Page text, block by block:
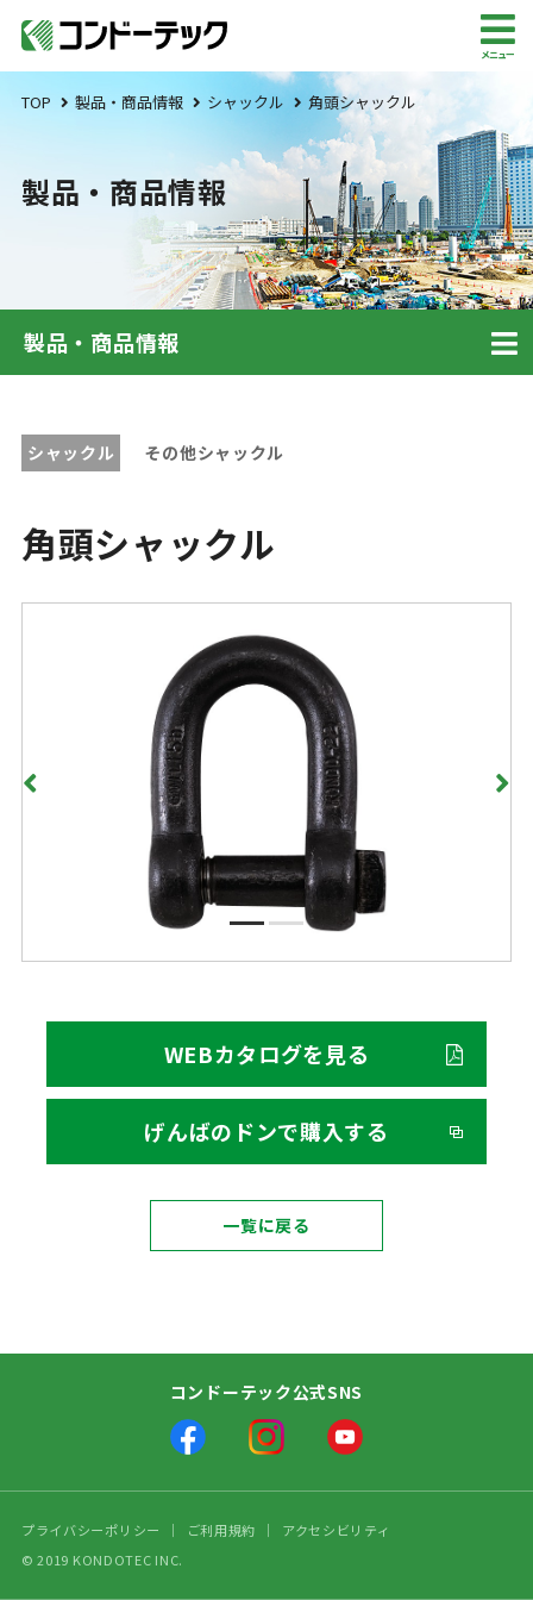
メニュー
TOP 製品・商品情報 シャックル 角頭シャックル
製品・商品情報
製品・商品情報
シャックル その他シャックル
角頭シャックル
WEBカタログを見る
げんばのドンで購入する
一覧に戻る
コンドーテック公式SNS
プライバシーポリシー ご利用規約
アクセシビリティ
© 2019 KONDOTEC INC.